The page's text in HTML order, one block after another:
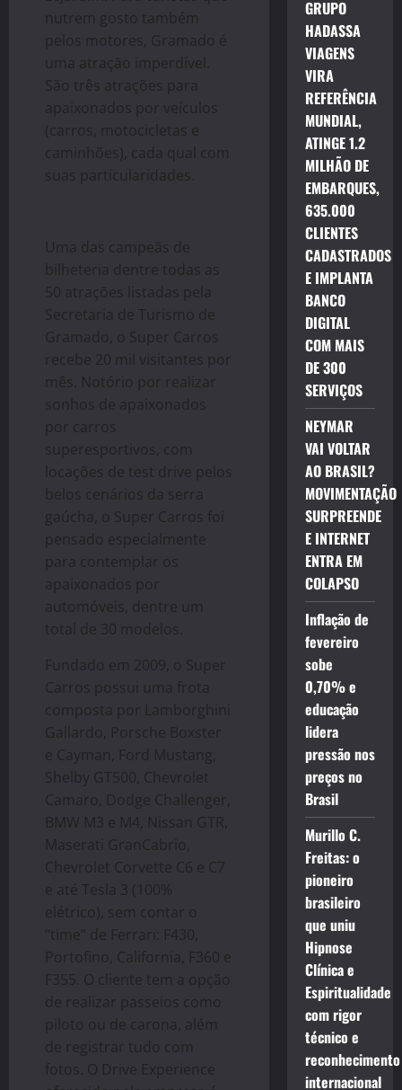
nutrem gosto também
pelos motores, Gramado é
uma atração imperdível.
São três atrações para
apaixonados por veículos
(carros, motocicletas e
caminhões), cada qual com
suas particularidades.
Uma das campeãs de
bilheteria dentre todas as
50 atrações listadas pela
Secretaria de Turismo de
Gramado, o Super Carros
recebe 20 mil visitantes por
mês. Notório por realizar
sonhos de apaixonados
por carros
superesportivos, com
locações de test drive pelos
belos cenários da serra
gaúcha, o Super Carros foi
pensado especialmente
para contemplar os
apaixonados por
automóveis, dentre um
total de 30 modelos.
Fundado em 2009, o Super
Carros possui uma frota
composta por Lamborghini
Gallardo, Porsche Boxster
e Cayman, Ford Mustang,
Shelby GT500, Chevrolet
Camaro, Dodge Challenger,
BMW M3 e M4, Nissan GTR,
Maserati GranCabrio,
Chevrolet Corvette C6 e C7
e até Tesla 3 (100%
elétrico), sem contar o
“time” de Ferrari: F430,
Portofino, California, F360 e
F355. O cliente tem a opção
de realizar passeios como
piloto ou de carona, além
de registrar tudo com
fotos. O Drive Experience
GRUPO
HADASSA
VIAGENS
VIRA
REFERÊNCIA
MUNDIAL,
ATINGE 1.2
MILHÃO DE
EMBARQUES,
635.000
CLIENTES
CADASTRADOS
E IMPLANTA
BANCO
DIGITAL
COM MAIS
DE 300
SERVIÇOS
NEYMAR
VAI VOLTAR
AO BRASIL?
MOVIMENTAÇÃO
SURPREENDE
E INTERNET
ENTRA EM
COLAPSO
Inflação de
fevereiro
sobe
0,70% e
educação
lidera
pressão nos
preços no
Brasil
Murillo C.
Freitas: o
pioneiro
brasileiro
que uniu
Hipnose
Clínica e
Espiritualidade
com rigor
técnico e
reconhecimento
internacional